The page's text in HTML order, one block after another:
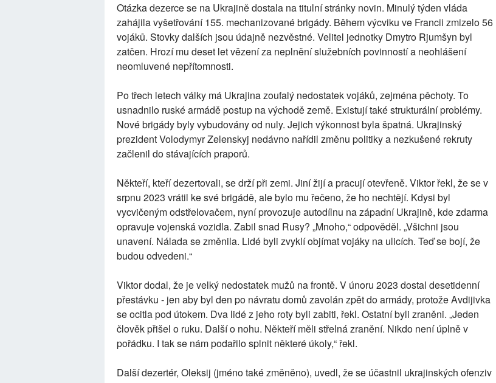
Otázka dezerce se na Ukrajině dostala na titulní stránky novin. Minulý týden vláda
zahájila vyšetřování 155. mechanizované brigády. Během výcviku ve Francii zmizelo 56
vojáků. Stovky dalších jsou údajně nezvěstné. Velitel jednotky Dmytro Rjumšyn byl
zatčen. Hrozí mu deset let vězení za neplnění služebních povinností a neohlášení
neomluvené nepřítomnosti.
Po třech letech války má Ukrajina zoufalý nedostatek vojáků, zejména pěchoty. To
usnadnilo ruské armádě postup na východě země. Existují také strukturální problémy.
Nové brigády byly vybudovány od nuly. Jejich výkonnost byla špatná. Ukrajinský
prezident Volodymyr Zelenskyj nedávno nařídil změnu politiky a nezkušené rekruty
začlenil do stávajících praporů.
Někteří, kteří dezertovali, se drží při zemi. Jiní žijí a pracují otevřeně. Viktor řekl, že se v
srpnu 2023 vrátil ke své brigádě, ale bylo mu řečeno, že ho nechtějí. Kdysi byl
vycvičeným odstřelovačem, nyní provozuje autodílnu na západní Ukrajině, kde zdarma
opravuje vojenská vozidla. Zabil snad Rusy? „Mnoho,“ odpověděl. „Všichni jsou
unavení. Nálada se změnila. Lidé byli zvyklí objímat vojáky na ulicích. Teď se bojí, že
budou odvedeni.“
Viktor dodal, že je velký nedostatek mužů na frontě. V únoru 2023 dostal desetidenní
přestávku - jen aby byl den po návratu domů zavolán zpět do armády, protože Avdijivka
se ocitla pod útokem. Dva lidé z jeho roty byli zabiti, řekl. Ostatní byli zraněni. „Jeden
člověk přišel o ruku. Další o nohu. Někteří měli střelná zranění. Nikdo není úplně v
pořádku. I tak se nám podařilo splnit některé úkoly,“ řekl.
Další dezertér, Oleksij (jméno také změněno), uvedl, že se účastnil ukrajinských ofenziv